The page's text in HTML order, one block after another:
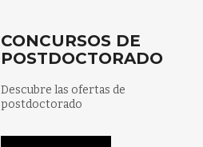
CONCURSOS DE
POSTDOCTORADO
Descubre las ofertas de
postdoctorado